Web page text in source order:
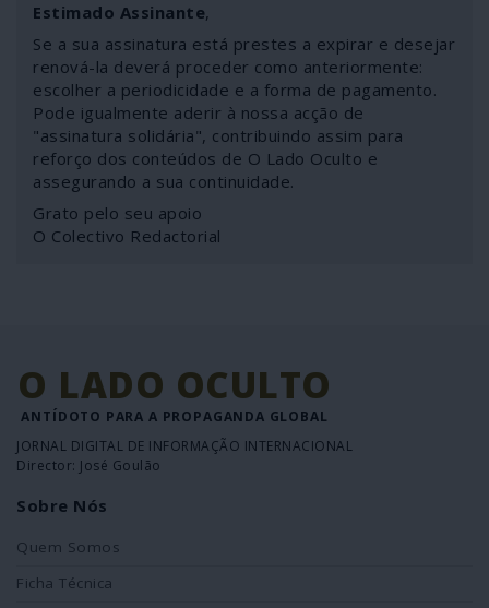
Estimado Assinante,
Se a sua assinatura está prestes a expirar e desejar
renová-la deverá proceder como anteriormente:
escolher a periodicidade e a forma de pagamento.
Pode igualmente aderir à nossa acção de
"assinatura solidária", contribuindo assim para
reforço dos conteúdos de O Lado Oculto e
assegurando a sua continuidade.
Grato pelo seu apoio
O Colectivo Redactorial
O LADO OCULTO
ANTÍDOTO PARA A PROPAGANDA GLOBAL
JORNAL DIGITAL DE INFORMAÇÃO INTERNACIONAL
Director: José Goulão
Sobre Nós
Quem Somos
Ficha Técnica